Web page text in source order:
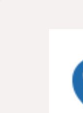
contenu